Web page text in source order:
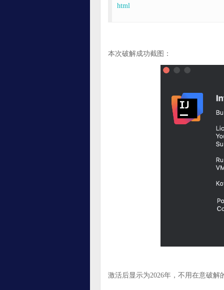
html
本次破解成功截图：
激活后显示为2026年，不用在意破解